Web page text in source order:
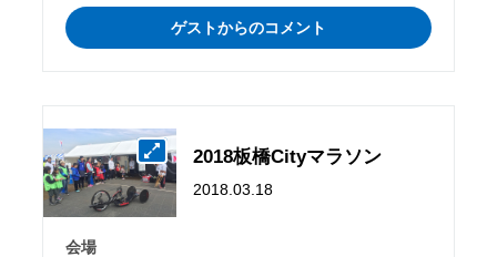
ゲストからのコメント
2018板橋Cityマラソン
2018.03.18
会場